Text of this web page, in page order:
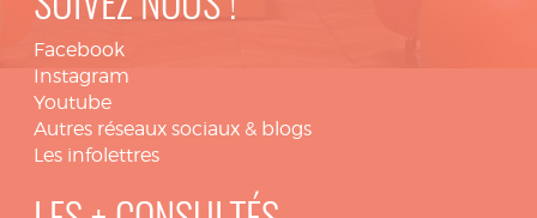
Facebook
Instagram
Youtube
Autres réseaux sociaux & blogs
Les infolettres